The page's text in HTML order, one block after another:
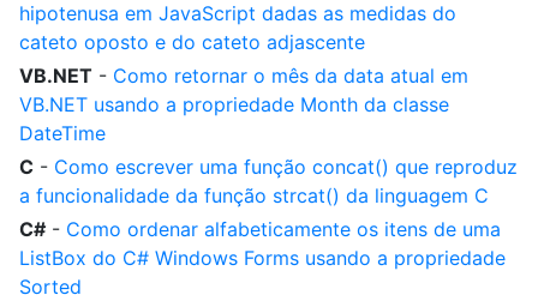
hipotenusa em JavaScript dadas as medidas do
cateto oposto e do cateto adjascente
VB.NET - Como retornar o mês da data atual em
VB.NET usando a propriedade Month da classe
DateTime
C - Como escrever uma função concat() que reproduz
a funcionalidade da função strcat() da linguagem C
C# - Como ordenar alfabeticamente os itens de uma
ListBox do C# Windows Forms usando a propriedade
Sorted